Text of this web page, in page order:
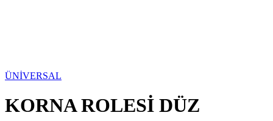
ÜNİVERSAL
KORNA ROLESİ DÜZ